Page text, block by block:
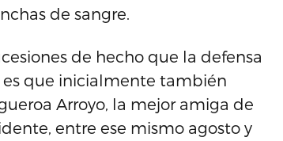
de sangre.
de hecho que la defensa
que inicialmente también
Arroyo, la mejor amiga de
entre ese mismo agosto y